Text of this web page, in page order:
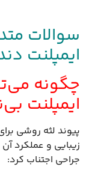
سوالات
ایمپلنت
چگونه
ایمپلنت
پیوند لثه روشی
زیبایی و عملکرد
جراحی اجتناب کرد: